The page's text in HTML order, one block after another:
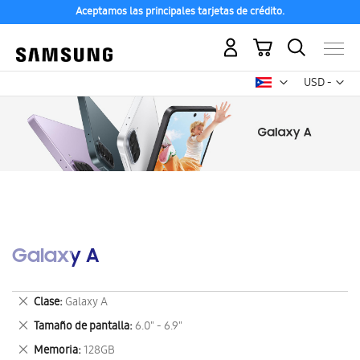
Aceptamos las principales tarjetas de crédito.
USD -
dólar
Mi carrito
Galaxy A
Clase Galaxy A
Eliminar
este
artículo
Tamaño de pantalla 6.0" - 6.9"
Eliminar
este
Memoria 128GB
Eliminar